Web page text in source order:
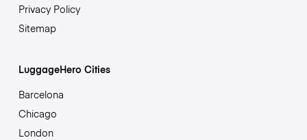
Privacy Policy
Sitemap
LuggageHero Cities
Barcelona
Chicago
London